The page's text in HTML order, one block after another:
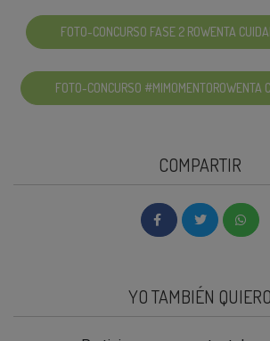
FOTO-CONCURSO FASE 2 ROWENTA
FOTO-CONCURSO #MIMOMENTOROWENTA
COMPARTIR
YO TAMBIÉN QUIERO